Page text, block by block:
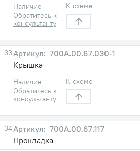
Наличие
Обратитесь к
консультанту
К схеме
33
700А.00.67.030-1
Крышка
Наличие
Обратитесь к
консультанту
К схеме
34
700А.00.67.117
Прокладка